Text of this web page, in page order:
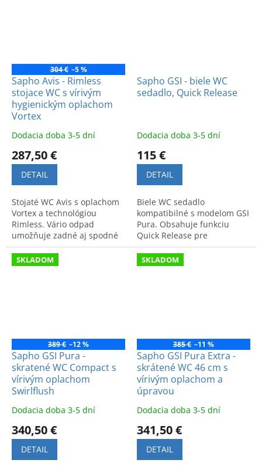
304 € –5 %
Sapho Avis - Rimless
stojace WC s vírivým
hygienickým oplachom
Vortex
Dodacia doba 3-5 dní
287,50 €
DETAIL
Stojaté WC Avis s oplachom
Vortex a technológiou
Rimless. Vário odpad
umožňuje zadné aj spodné
napojenie. Elegantný dizajn
so skrytým prívodom vody.
Sapho GSI - biele WC
sedadlo, Quick Release
Dodacia doba 3-5 dní
115 €
DETAIL
Biele WC sedadlo
kompatibilné s modelom GSI
Pura. Obsahuje funkciu
Quick Release pre
jednoduchú údržbu a vysoký
komfort.
SKLADOM
389 € –12 %
Sapho GSI Pura -
skratené WC Compact s
vírivým oplachom
Swirlflush
Dodacia doba 3-5 dní
340,50 €
DETAIL
SKLADOM
385 € –11 %
Sapho GSI Pura Extra -
skrátené WC 46 cm s
vírivým oplachom a
úpravou
Dodacia doba 3-5 dní
341,50 €
DETAIL